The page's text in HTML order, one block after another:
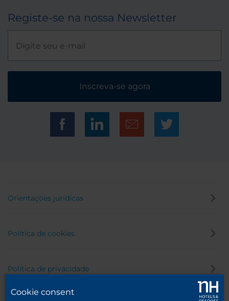
Registe-se na nossa Newsletter
Inscreva-se agora
Orientações jurídicas
Política de cookies
Política de privacidade
Cookie consent